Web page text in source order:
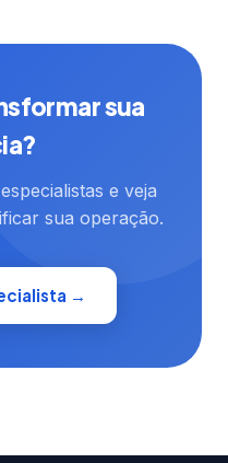
sua
e veja
sua operação.
→